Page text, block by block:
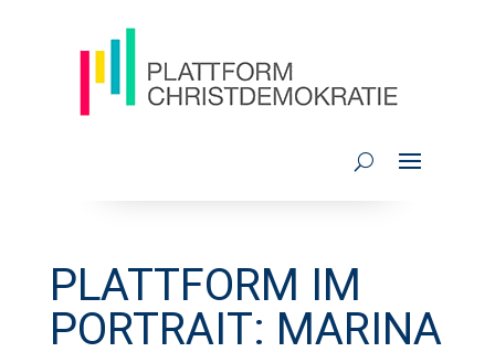
PLATTFORM IM
PORTRAIT: MARINA